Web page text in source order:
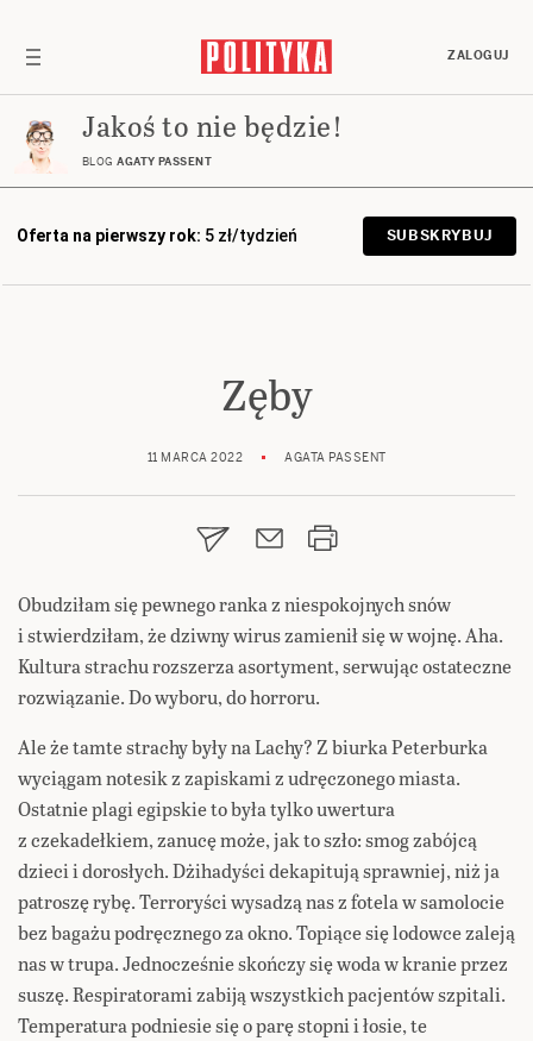
ZALOGUJ
Jakoś to nie będzie!
BLOG AGATY PASSENT
Oferta na pierwszy rok: 5 zł/tydzień SUBSKRYBUJ
Zęby
11 MARCA 2022 AGATA PASSENT
Obudziłam się pewnego ranka z niespokojnych snów
i stwierdziłam, że dziwny wirus zamienił się w wojnę. Aha.
Kultura strachu rozszerza asortyment, serwując ostateczne
rozwiązanie. Do wyboru, do horroru.
Ale że tamte strachy były na Lachy? Z biurka Peterburka
wyciągam notesik z zapiskami z udręczonego miasta.
Ostatnie plagi egipskie to była tylko uwertura
z czekadełkiem, zanucę może, jak to szło: smog zabójcą
dzieci i dorosłych. Dżihadyści dekapitują sprawniej, niż ja
patroszę rybę. Terroryści wysadzą nas z fotela w samolocie
bez bagażu podręcznego za okno. Topiące się lodowce zaleją
nas w trupa. Jednocześnie skończy się woda w kranie przez
suszę. Respiratorami zabiją wszystkich pacjentów szpitali.
Temperatura podniesie się o parę stopni i łosie, te